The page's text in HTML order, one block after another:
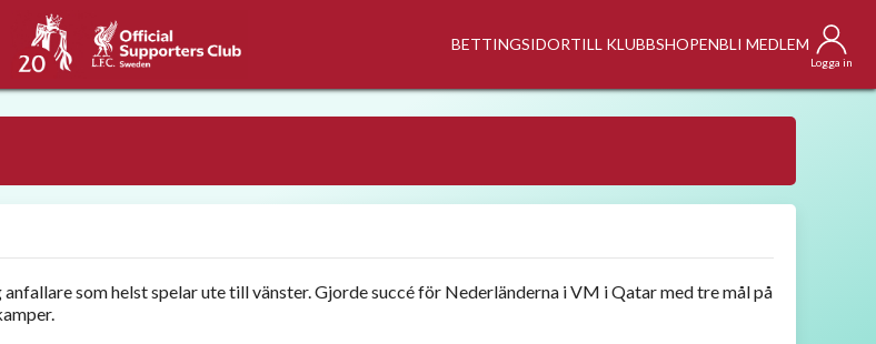
BETTINGSIDORTILL KLUBBSHOPENBLI MEDLEM
Logga in
som helst spelar ute till vänster. Gjorde succé för Nederländerna i VM i Qatar med tre mål på